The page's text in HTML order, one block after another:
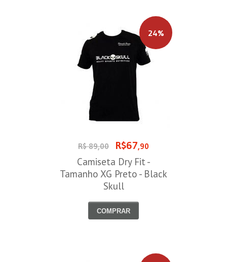
24%
R$ 89,00 R$67,90
Camiseta Dry Fit -
Tamanho XG Preto - Black
Skull
COMPRAR